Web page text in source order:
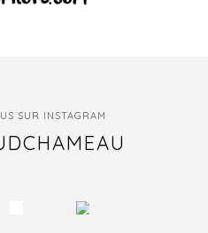
SUR INSTAGRAM